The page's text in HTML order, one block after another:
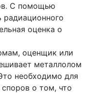
С помощью
радиационного
оценка о
оценщик или
металлолом
необходимо для
о том, что